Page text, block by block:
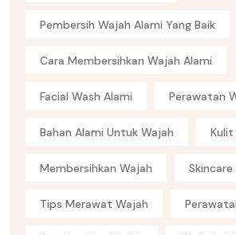
Pembersih Wajah Alami Yang Baik
Cara Membersihkan Wajah Alami
Facial Wash Alami Perawatan
Bahan Alami Untuk Wajah Kulit
Membersihkan Wajah Skincare
Tips Merawat Wajah